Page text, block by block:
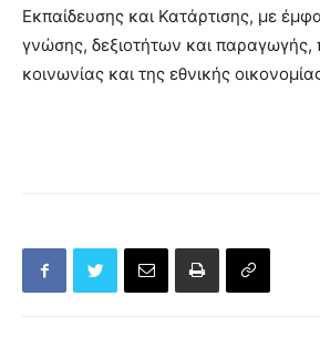
Εκπαίδευσης και Κατάρτισης, με
γνώσης, δεξιοτήτων και παραγωγής,
κοινωνίας και της εθνικής